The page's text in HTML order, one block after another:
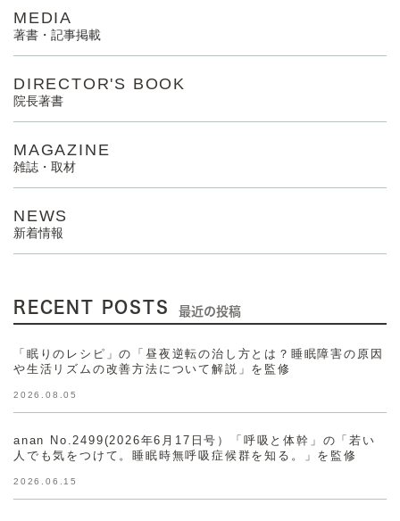
MEDIA
著書・記事掲載
DIRECTOR'S BOOK
院長著書
MAGAZINE
雑誌・取材
NEWS
新着情報
RECENT POSTS 最近の投稿
「眠りのレシピ」の「昼夜逆転の治し方とは？睡眠障害の原因
や生活リズムの改善方法について解説」を監修
2026.08.05
anan No.2499(2026年6月17日号）「呼吸と体幹」の「若い
人でも気をつけて。睡眠時無呼吸症候群を知る。」を監修
2026.06.15